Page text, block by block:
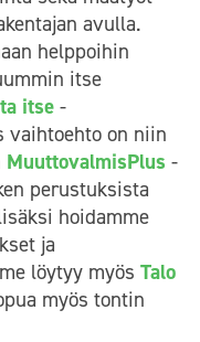
avulla.
helppoihin
itse
itse -
vaihtoehto on niin
MuuttovalmisPlus -
perustuksista
hoidamme
ja
löytyy myös Talo
myös tontin